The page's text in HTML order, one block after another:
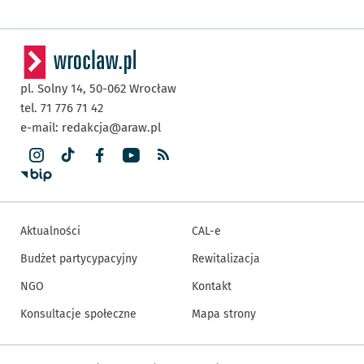
pl. Solny 14, 50-062 Wrocław
tel. 71 776 71 42
e-mail: redakcja@araw.pl
Aktualności
Budżet partycypacyjny
NGO
Konsultacje społeczne
CAL-e
Rewitalizacja
Kontakt
Mapa strony
Inne informacje